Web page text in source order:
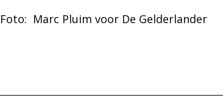
Foto: Marc Pluim voor De Gelderlander